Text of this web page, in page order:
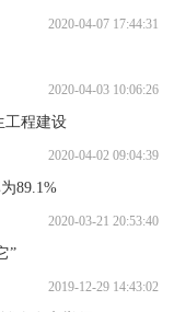
2020-04-07 17:44:31
2020-04-03 10:06:26
工程建设
2020-04-02 09:04:39
89.1%
2020-03-21 20:53:40
”
2019-12-29 14:43:02